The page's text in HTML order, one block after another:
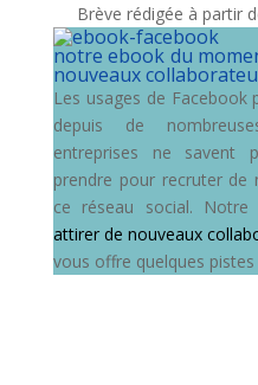
Brève rédigée à partir
notre ebook du
nouveaux
Les usages de Facebook
depuis de
entreprises ne savent
prendre pour recruter de
ce réseau social. Notre
attirer de nouveaux
vous offre quelques